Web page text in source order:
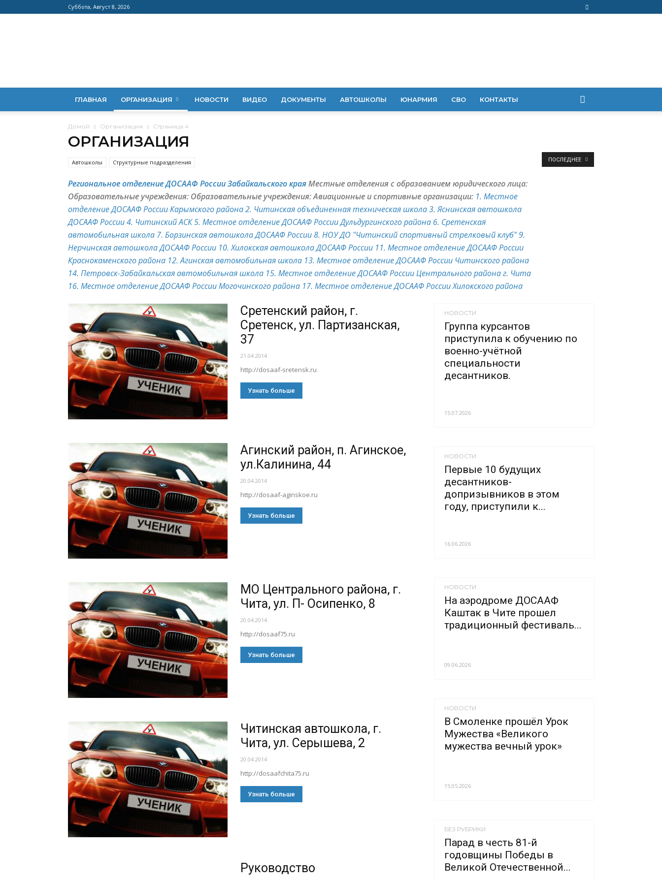
Суббота, Август 8, 2026
ГЛАВНАЯ ОРГАНИЗАЦИЯ НОВОСТИ ВИДЕО ДОКУМЕНТЫ АВТОШКОЛЫ ЮНАРМИЯ СВО КОНТАКТЫ
Домой Организация Страница 4
ОРГАНИЗАЦИЯ
Автошколы Структурные подразделения
Региональное отделение ДОСААФ России Забайкальского краяМестные отделения с образованием юридического лица:
Образовательные учреждения: Образовательные учреждения:Авиационные и спортивные организации: 1. Местное
отделение ДОСААФ России Карымского района2. Читинская объединенная техническая школа3. Яснинская автошкола
ДОСААФ России4. Читинский АСК5. Местное отделение ДОСААФ России Дульдургинского района 6. Сретенская
автомобильная школа 7. Борзинская автошкола ДОСААФ России8. НОУ ДО "Читинский спортивный стрелковый клуб"9.
Нерчинская автошкола ДОСААФ России 10. Хилокская автошкола ДОСААФ России 11. Местное отделение ДОСААФ России
Краснокаменского района 12. Агинская автомобильная школа 13. Местное отделение ДОСААФ России Читинского района
14. Петровск-Забайкальская автомобильная школа 15. Местное отделение ДОСААФ России Центрального района г. Чита
16. Местное отделение ДОСААФ России Могочинского района 17. Местное отделение ДОСААФ России Хилокского района
ПОСЛЕДНЕЕ
Сретенский район, г.
Сретенск, ул. Партизанская,
37
21.04.2014
http://dosaaf-sretensk.ru
Узнать больше
Агинский район, п. Агинское,
ул.Калинина, 44
20.04.2014
http://dosaaf-aginskoe.ru
Узнать больше
МО Центрального района, г.
Чита, ул. П- Осипенко, 8
20.04.2014
http://dosaaf75.ru
Узнать больше
Читинская автошкола, г.
Чита, ул. Серышева, 2
20.04.2014
http://dosaafchita75.ru
Узнать больше
Руководство
НОВОСТИ
Группа курсантов
приступила к обучению по
военно-учётной
специальности
десантников.
15.07.2026
НОВОСТИ
Первые 10 будущих
десантников-
допризывников в этом
году, приступили к...
16.06.2026
НОВОСТИ
На аэродроме ДОСААФ
Каштак в Чите прошел
традиционный фестиваль...
09.06.2026
НОВОСТИ
В Смоленке прошёл Урок
Мужества «Великого
мужества вечный урок»
15.05.2026
БЕЗ РУБРИКИ
Парад в честь 81-й
годовщины Победы в
Великой Отечественной...